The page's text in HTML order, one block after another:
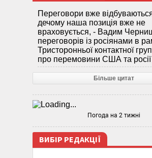
Переговори вже
дечому наша позиція вже не
враховується, - Вадим
переговорів із росіянами в
Тристоронньої контактної
про перемовини США та росії
Більше цитат
Погода на 2 тижні
ВИБІР РЕДАКЦІЇ